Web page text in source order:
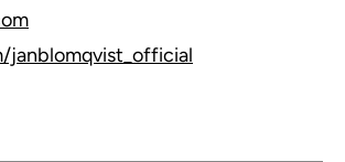
janblomqvist_official